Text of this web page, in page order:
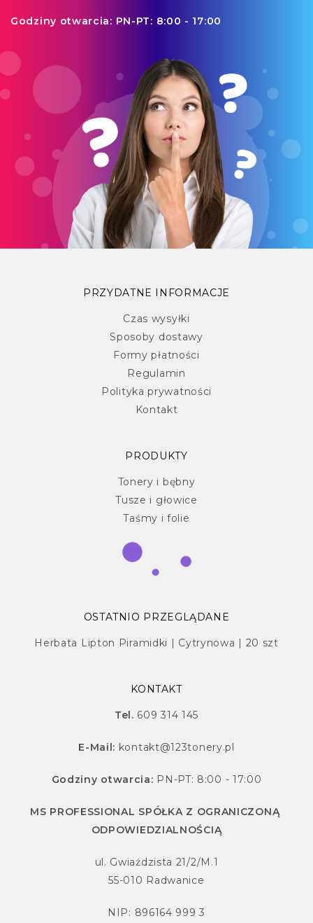
Godziny otwarcia: PN-PT: 8:00 - 17:00
PRZYDATNE INFORMACJE
Czas wysyłki
Sposoby dostawy
Formy płatności
Regulamin
Polityka prywatności
Kontakt
PRODUKTY
Tonery i bębny
Tusze i głowice
Taśmy i folie
OSTATNIO PRZEGLĄDANE
Herbata Lipton Piramidki | Cytrynowa | 20 szt
KONTAKT
Tel. 609 314 145
E-Mail: kontakt@123tonery.pl
Godziny otwarcia: PN-PT: 8:00 - 17:00
MS PROFESSIONAL SPÓŁKA Z OGRANICZONĄ
ODPOWIEDZIALNOŚCIĄ
ul. Gwiaździsta 21/2/M.1
55-010 Radwanice
NIP: 896164 999 3